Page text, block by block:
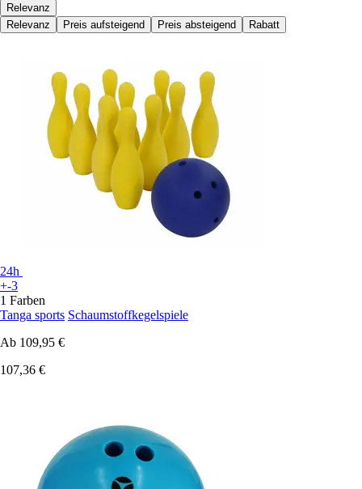
Relevanz
Relevanz
Preis aufsteigend Preis absteigend Rabatt
24h
+-3
1 Farben
Tanga sports Schaumstoffkegelspiele
Ab 109,95 €
107,36 €